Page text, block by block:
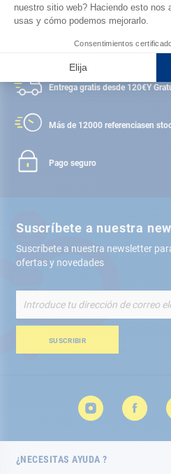
Satisfecho o reembolsado
Entrega gratis desde 120€Y
Más de 12000 referenciasen
Pago seguro
Suscríbete a nuestra
Suscríbete a nuestra newsletter
ofertas y novedades
nuestro
de
SUSCRIBIR
¿NECESITAS AYUDA ?